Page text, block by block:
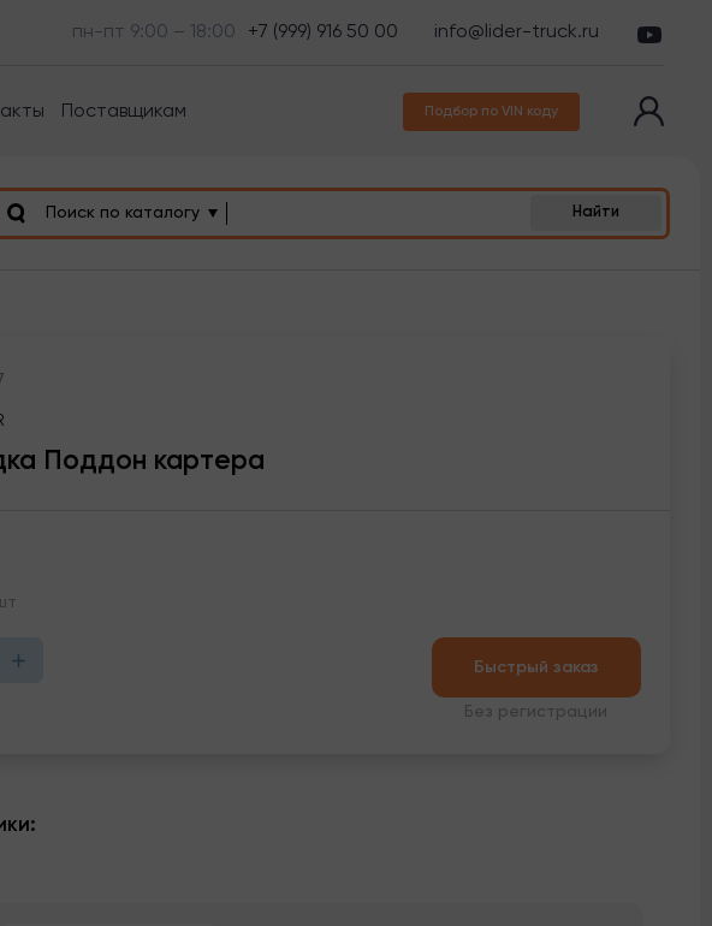
пн-пт 9:00 – 18:00 +7 (999) 916 50 00 info@lider-truck.ru
Подбор по VIN коду
Поставщикам
Поиск по каталогу Найти
Поддон картера
Быстрый заказ
Без регистрации